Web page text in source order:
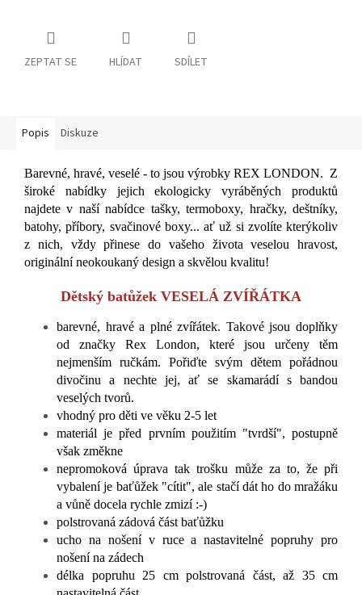
ZEPTAT SE HLÍDAT SDÍLET
Popis Diskuze
Barevné, hravé, veselé - to jsou výrobky REX LONDON. Z
široké nabídky jejich ekologicky vyráběných produktů
najdete v naší nabídce tašky, termoboxy, hračky, deštníky,
batohy, příbory, svačinové boxy... ať už si zvolíte kterýkoliv
z nich, vždy přinese do vašeho života veselou hravost,
originální neokoukaný design a skvělou kvalitu!
Dětský batůžek VESELÁ ZVÍŘÁTKA
barevné, hravé a plné zvířátek. Takové jsou doplňky
od značky Rex London, které jsou určeny těm
nejmenším ručkám. Pořiďte svým dětem pořádnou
divočinu a nechte jej, ať se skamarádí s bandou
veselých tvorů.
vhodný pro děti ve věku 2-5 let
materiál je před prvním použitím "tvrdší", postupně
však změkne
nepromoková úprava tak trošku může za to, že při
vybalení je baťůžek "cítit", ale stačí dát ho do mražáku
a vůně docela rychle zmizí :-)
polstrovaná zádová část baťůžku
ucho na nošení v ruce a nastavitelné popruhy pro
nošení na zádech
délka popruhu 25 cm polstrovaná část, až 35 cm